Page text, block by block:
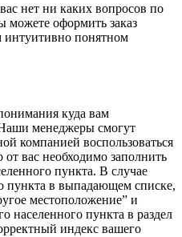
нет ни каких вопросов по
можете оформить заказ
понятном
куда вам
менеджеры смогут
компанией воспользоваться
от вас необходимо заполнить
пункта. В случае
пункта в выпадающем списке,
местоположение” и
населенного пункта в раздел
индекс вашего